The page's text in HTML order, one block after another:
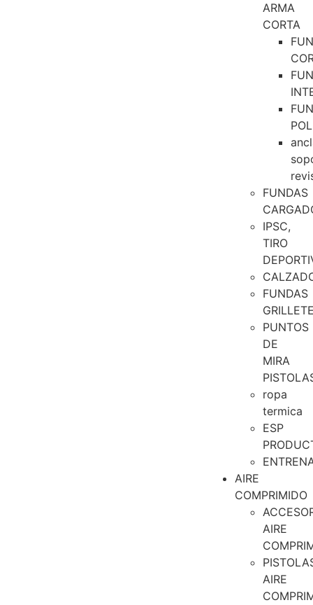
ARMA
CORTA
FUNDAS
IPSC,
TIRO
FUNDAS
PUNTOS
DE
MIRA
ropa
termica
ESP
AIRE
COMPRIMIDO
AIRE
AIRE